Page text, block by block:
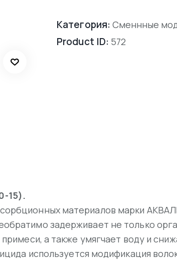
Категория:Сменнные
Product ID: 572
15).
материалов марки
задерживает не только
а также умягчает воду и
используется модификация